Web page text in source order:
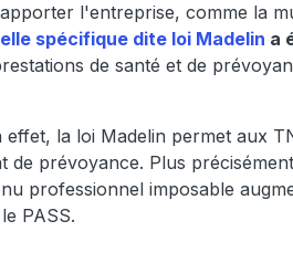
l'entreprise, comme la
spécifique dite loi Madelin a
de santé et de
effet, la loi Madelin permet aux
de prévoyance. Plus
professionnel imposable
PASS.